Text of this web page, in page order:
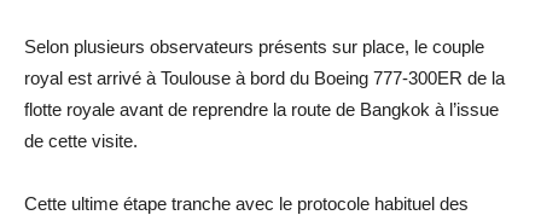
Selon plusieurs observateurs présents sur place, le couple
royal est arrivé à Toulouse à bord du Boeing 777-300ER de la
flotte royale avant de reprendre la route de Bangkok à l’issue
de cette visite.
Cette ultime étape tranche avec le protocole habituel des